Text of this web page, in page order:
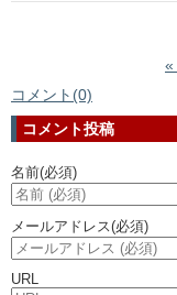
«
コメント(0)
コメント投稿
名前(必須)
メールアドレス(必須)
URL